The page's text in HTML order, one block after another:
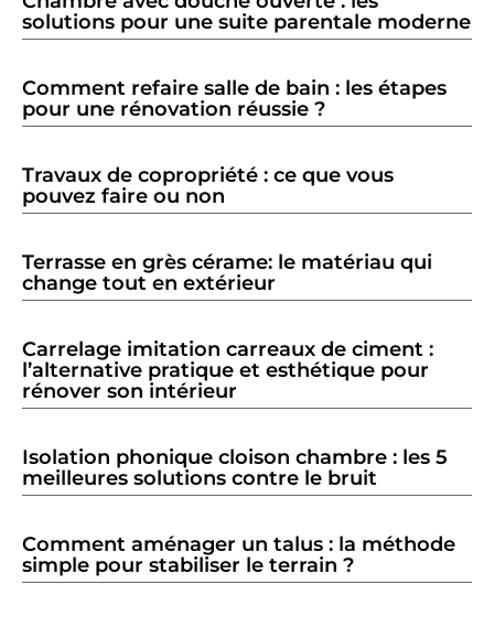
solutions pour une suite parentale moderne
Comment refaire salle de bain : les étapes
pour une rénovation réussie ?
Travaux de copropriété : ce que vous
pouvez faire ou non
Terrasse en grès cérame: le matériau qui
change tout en extérieur
Carrelage imitation carreaux de ciment :
l’alternative pratique et esthétique pour
rénover son intérieur
Isolation phonique cloison chambre : les 5
meilleures solutions contre le bruit
Comment aménager un talus : la méthode
simple pour stabiliser le terrain ?